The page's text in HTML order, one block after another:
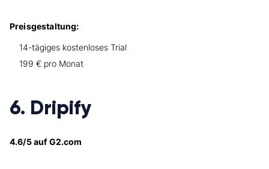
Preisgestaltung:
14-tägiges kostenloses Trial
199 € pro Monat
6. Dripify
4.6/5 auf G2.com